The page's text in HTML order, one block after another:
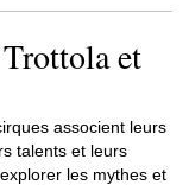
et
associent leurs
talents et leurs
les mythes et